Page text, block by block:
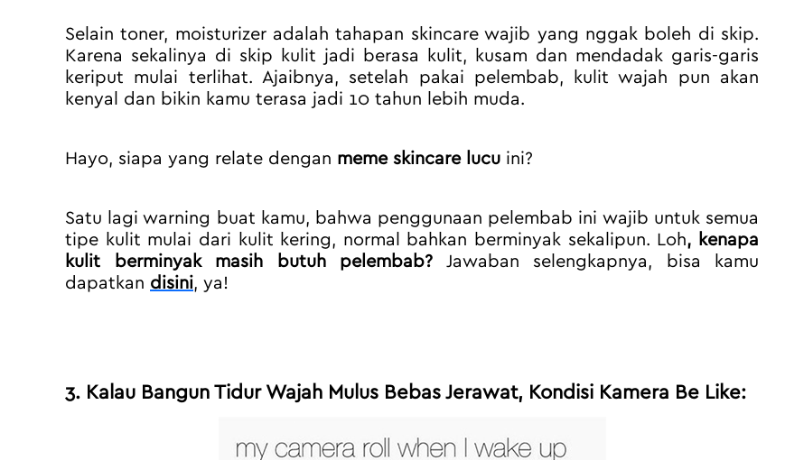
Selain toner, moisturizer adalah tahapan skincare wajib yang nggak boleh di skip.
Karena sekalinya di skip kulit jadi berasa kulit, kusam dan mendadak garis-garis
keriput mulai terlihat. Ajaibnya, setelah pakai pelembab, kulit wajah pun akan
kenyal dan bikin kamu terasa jadi 10 tahun lebih muda.
Hayo, siapa yang relate dengan meme skincare lucu ini?
Satu lagi warning buat kamu, bahwa penggunaan pelembab ini wajib untuk semua
tipe kulit mulai dari kulit kering, normal bahkan berminyak sekalipun. Loh, kenapa
kulit berminyak masih butuh pelembab? Jawaban selengkapnya, bisa kamu
dapatkan disini, ya!
3. Kalau Bangun Tidur Wajah Mulus Bebas Jerawat, Kondisi Kamera Be Like: